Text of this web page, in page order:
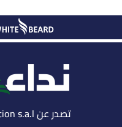
تصدر عن Lebanese Media Production s.a.l